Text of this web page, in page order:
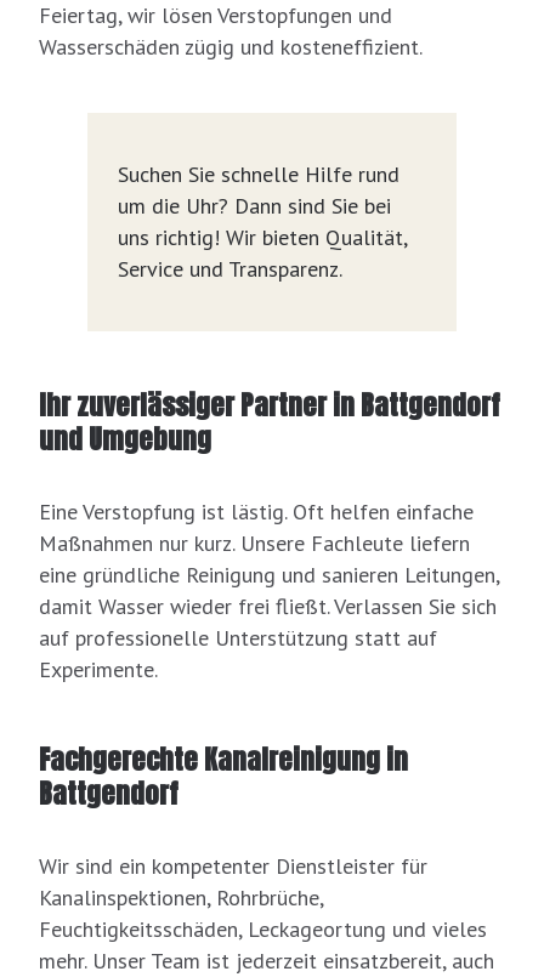
Feiertag, wir lösen Verstopfungen und
Wasserschäden zügig und kosteneffizient.
Suchen Sie schnelle Hilfe rund
um die Uhr? Dann sind Sie bei
uns richtig! Wir bieten Qualität,
Service und Transparenz.
Ihr zuverlässiger Partner in Battgendorf
und Umgebung
Eine Verstopfung ist lästig. Oft helfen einfache
Maßnahmen nur kurz. Unsere Fachleute liefern
eine gründliche Reinigung und sanieren Leitungen,
damit Wasser wieder frei fließt. Verlassen Sie sich
auf professionelle Unterstützung statt auf
Experimente.
Fachgerechte Kanalreinigung in
Battgendorf
Wir sind ein kompetenter Dienstleister für
Kanalinspektionen, Rohrbrüche,
Feuchtigkeitsschäden, Leckageortung und vieles
mehr. Unser Team ist jederzeit einsatzbereit, auch